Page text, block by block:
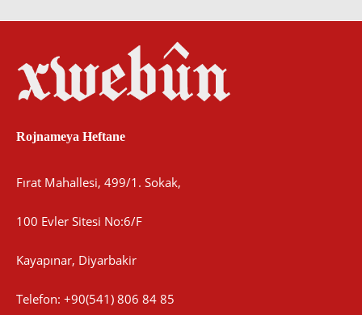
Rojnameya Heftane
Fırat Mahallesi, 499/1. Sokak,
100 Evler Sitesi No:6/F
Kayapınar, Diyarbakir
Telefon: +90(541) 806 84 85